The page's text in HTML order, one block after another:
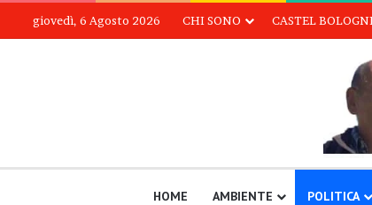
giovedì, 6 Agosto 2026 CHI SONO CASTEL
HOME AMBIENTE POLITICA